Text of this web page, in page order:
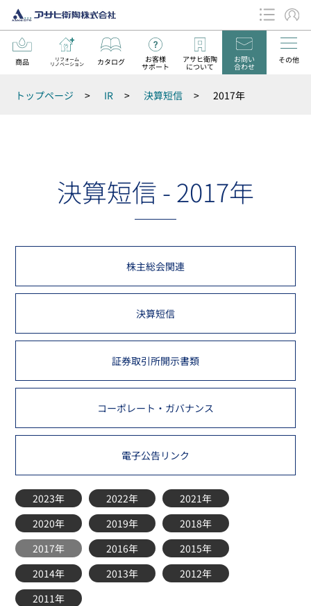
商品 リフォーム
リノベーション カタログ お客様
サポート
アサヒ衛陶
について
お問い
合わせ
その他
データダウンロード
トップページ > IR > 決算短信 > 2017年
決算短信 - 2017年
株主総会関連
決算短信
証券取引所開示書類
コーポレート・ガバナンス
電子公告リンク
2023年 2022年
2021年
2020年
2019年
2018年
2017年
2016年
2015年
2014年
2013年
2012年
2011年